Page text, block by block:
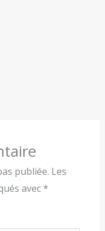
publiée. Les
avec *